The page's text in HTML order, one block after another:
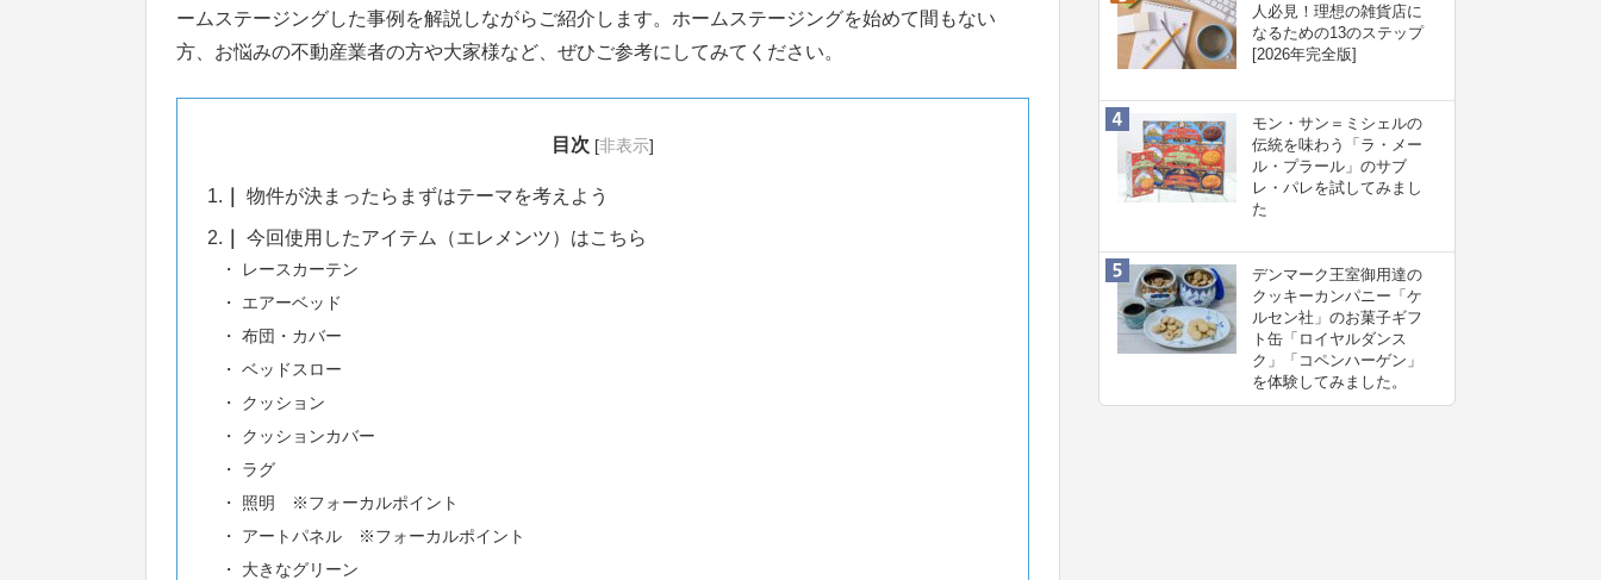
ームステージングした事例を解説しながらご紹介します。ホームステージングを始めて間もない
方、お悩みの不動産業者の方や大家様など、ぜひご参考にしてみてください。
目次 [非表示]
1. 物件が決まったらまずはテーマを考えよう
2. 今回使用したアイテム（エレメンツ）はこちら
レースカーテン
エアーベッド
布団・カバー
ベッドスロー
クッション
クッションカバー
ラグ
照明 ※フォーカルポイント
アートパネル ※フォーカルポイント
大きなグリーン
人必見！理想の雑貨店に
なるための13のステップ
[2026年完全版]
モン・サン＝ミシェルの
伝統を味わう「ラ・メー
ル・プラール」のサブ
レ・パレを試してみまし
た
デンマーク王室御用達の
クッキーカンパニー「ケ
ルセン社」のお菓子ギフ
ト缶「ロイヤルダンス
ク」「コペンハーゲン」
を体験してみました。